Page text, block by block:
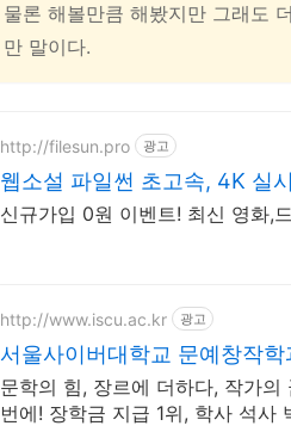
물론 해볼만큼 해봤지만 그래도
만 말이다.
http://filesun.pro 광고
웹소설 파일썬 초고속, 4K 실
신규가입 0원 이벤트! 최신 영화,
http://www.iscu.ac.kr 광고
서울사이버대학교 문예창작
문학의 힘, 장르에 더하다, 작가
번에! 장학금 지급 1위, 학사 석사